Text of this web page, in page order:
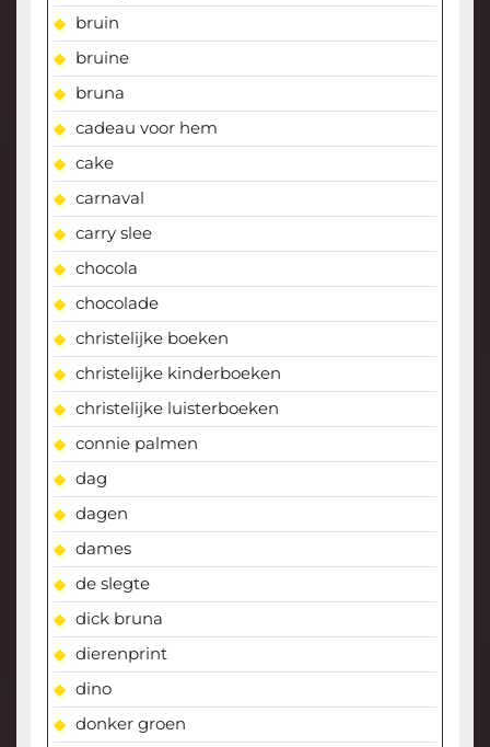
bruin
bruine
bruna
cadeau voor hem
cake
carnaval
carry slee
chocola
chocolade
christelijke boeken
christelijke kinderboeken
christelijke luisterboeken
connie palmen
dag
dagen
dames
de slegte
dick bruna
dierenprint
dino
donker groen